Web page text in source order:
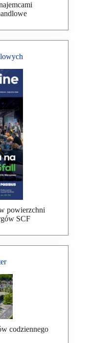
powierzchni
SCF
codziennego